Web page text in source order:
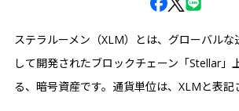
ステラルーメン（XLM）とは、グローバルな
して開発されたブロックチェーン「Stellar」
る、暗号資産です。通貨単位は、XLMと表記